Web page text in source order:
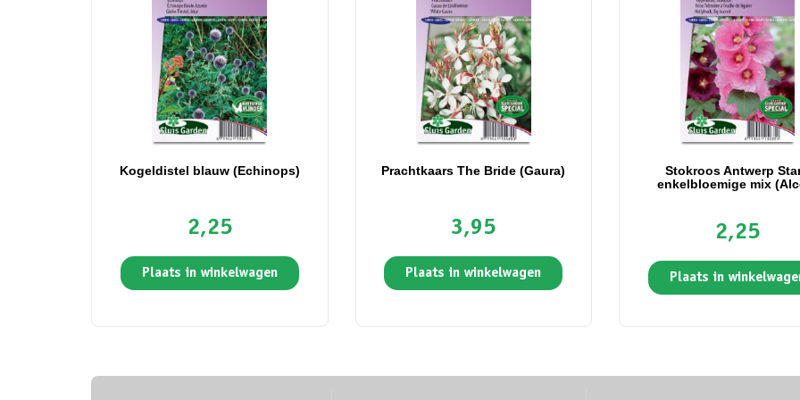
Kogeldistel blauw (Echinops)
2,25
Plaats in winkelwagen
Prachtkaars The Bride (Gaura)
3,95
Plaats in winkelwagen
Stokroos Antwerp
enkelbloemige mix
2,25
Plaats in